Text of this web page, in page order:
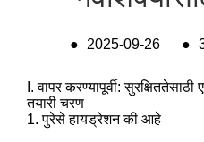
● 2025-09-26 ●
I. वापर करण्यापूर्वी:
तयारी चरण
1. पुरेसे हायड्रेशन की आहे